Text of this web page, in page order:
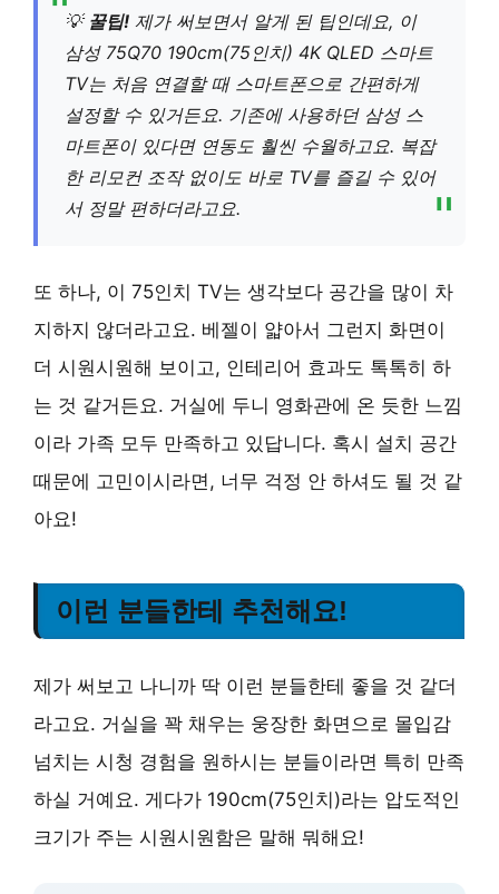
💡 꿀팁! 제가 써보면서 알게 된 팁인데요, 이
삼성 75Q70 190cm(75인치) 4K QLED 스마트
TV는 처음 연결할 때 스마트폰으로 간편하게
설정할 수 있거든요. 기존에 사용하던 삼성 스
마트폰이 있다면 연동도 훨씬 수월하고요. 복잡
한 리모컨 조작 없이도 바로 TV를 즐길 수 있어
서 정말 편하더라고요.
또 하나, 이 75인치 TV는 생각보다 공간을 많이 차
지하지 않더라고요. 베젤이 얇아서 그런지 화면이
더 시원시원해 보이고, 인테리어 효과도 톡톡히 하
는 것 같거든요. 거실에 두니 영화관에 온 듯한 느낌
이라 가족 모두 만족하고 있답니다. 혹시 설치 공간
때문에 고민이시라면, 너무 걱정 안 하셔도 될 것 같
아요!
이런 분들한테 추천해요!
제가 써보고 나니까 딱 이런 분들한테 좋을 것 같더
라고요. 거실을 꽉 채우는 웅장한 화면으로 몰입감
넘치는 시청 경험을 원하시는 분들이라면 특히 만족
하실 거예요. 게다가 190cm(75인치)라는 압도적인
크기가 주는 시원시원함은 말해 뭐해요!